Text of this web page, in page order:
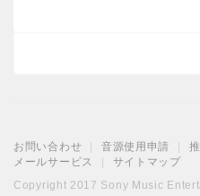
お問い合わせ 音源使用申請
メールサービス
サイトマップ
Copyright 2017 Sony Music